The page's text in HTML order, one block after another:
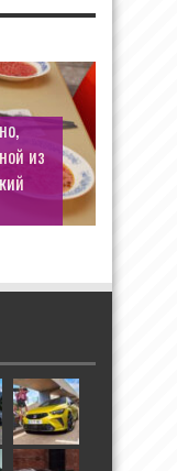
из